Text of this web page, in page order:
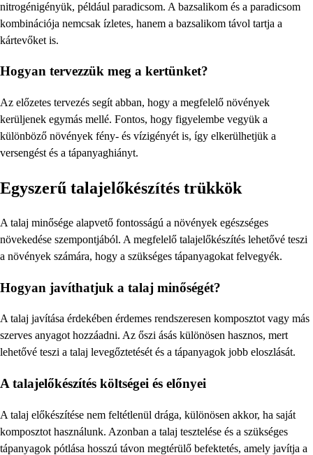
nitrogénigényük, például paradicsom. A bazsalikom és a paradicsom
kombinációja nemcsak ízletes, hanem a bazsalikom távol tartja a
kártevőket is.
Hogyan tervezzük meg a kertünket?
Az előzetes tervezés segít abban, hogy a megfelelő növények
kerüljenek egymás mellé. Fontos, hogy figyelembe vegyük a
különböző növények fény- és vízigényét is, így elkerülhetjük a
versengést és a tápanyaghiányt.
Egyszerű talajelőkészítés trükkök
A talaj minősége alapvető fontosságú a növények egészséges
növekedése szempontjából. A megfelelő talajelőkészítés lehetővé teszi
a növények számára, hogy a szükséges tápanyagokat felvegyék.
Hogyan javíthatjuk a talaj minőségét?
A talaj javítása érdekében érdemes rendszeresen komposztot vagy más
szerves anyagot hozzáadni. Az őszi ásás különösen hasznos, mert
lehetővé teszi a talaj levegőztetését és a tápanyagok jobb eloszlását.
A talajelőkészítés költségei és előnyei
A talaj előkészítése nem feltétlenül drága, különösen akkor, ha saját
komposztot használunk. Azonban a talaj tesztelése és a szükséges
tápanyagok pótlása hosszú távon megtérülő befektetés, amely javítja a